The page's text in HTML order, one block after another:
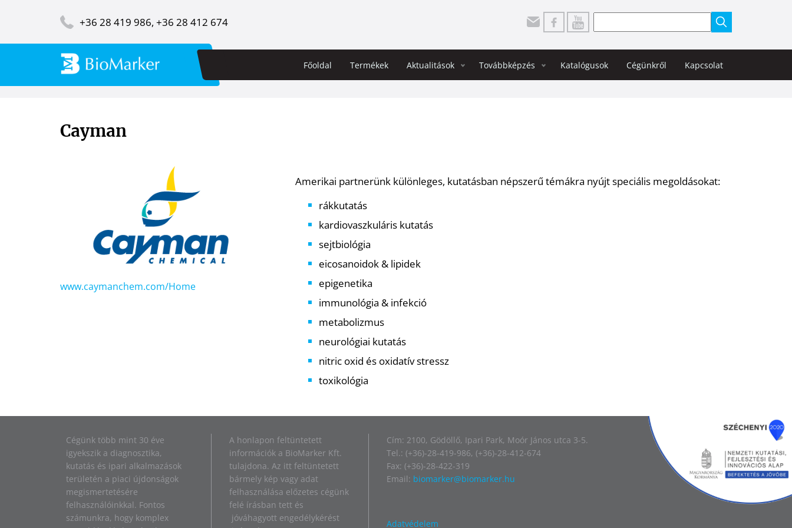
Image+36 28 419 986, +36 28 412 674
Főoldal Termékek Aktualitások Továbbképzés Katalógusok Cégünkről Kapcsolat
Cayman
www.caymanchem.com/Home
Amerikai partnerünk különleges, kutatásban népszerű témákra nyújt speciális megoldásokat:
rákkutatás
kardiovaszkuláris kutatás
sejtbiológia
eicosanoidok & lipidek
epigenetika
immunológia & infekció
metabolizmus
neurológiai kutatás
nitric oxid és oxidatív stressz
toxikológia
Cégünk több mint 30 éve
igyekszik a diagnosztika,
kutatás és ipari alkalmazások
területén a piaci újdonságok
megismertetésére
felhasználóinkkal. Fontos
számunkra, hogy komplex
A honlapon feltüntetett
információk a BioMarker Kft.
tulajdona. Az itt feltüntetett
bármely kép vagy adat
felhasználása előzetes cégünk
felé írásban tett és
jóváhagyott engedélykérést
Cím: 2100, Gödöllő, Ipari Park, Moór János utca 3-5.
Tel.: (+36)-28-419-986, (+36)-28-412-674
Fax: (+36)-28-422-319
Email: biomarker@biomarker.hu
Adatvédelem
Image